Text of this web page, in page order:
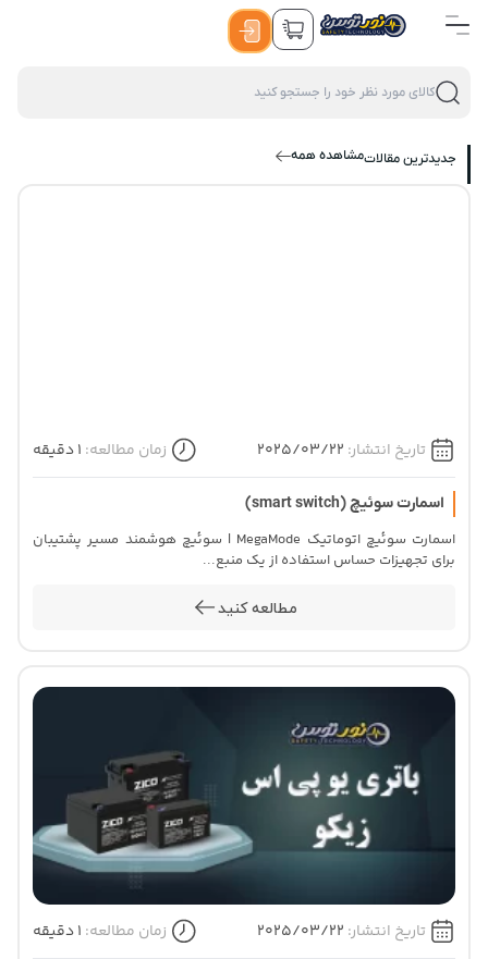
جدیدترین مقالاتمشاهده همه
تاریخ انتشار: 2025/03/22 زمان مطالعه: 1 دقیقه
اسمارت سوئیچ (smart switch)
اسمارت سوئیچ اتوماتیک MegaMode | سوئیچ هوشمند مسیر پشتیبان
برای تجهیزات حساس استفاده از یک منبع...
مطالعه کنید
تاریخ انتشار: 2025/03/22 زمان مطالعه: 1 دقیقه